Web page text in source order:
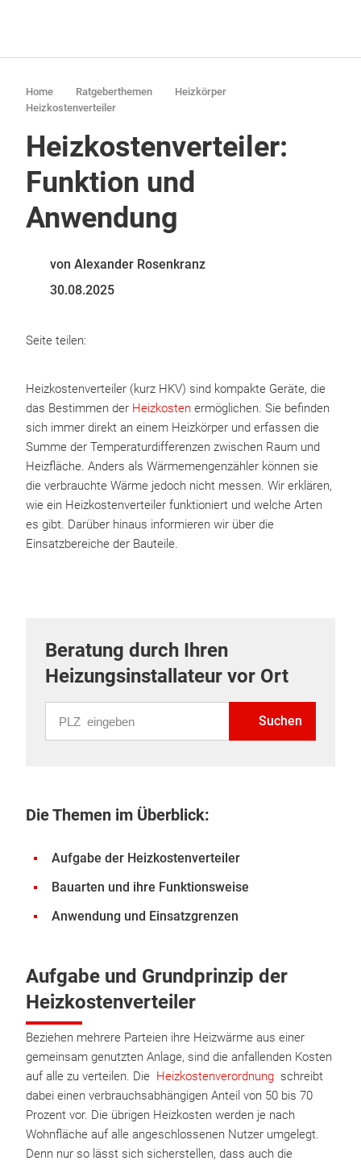
Home Ratgeberthemen
Heizkörper
Heizkostenverteiler
Heizkostenverteiler:
Funktion und
Anwendung
von Alexander Rosenkranz
30.08.2025
Seite teilen:
Heizkostenverteiler (kurz HKV) sind kompakte Geräte, die
das Bestimmen der Heizkosten ermöglichen. Sie befinden
sich immer direkt an einem Heizkörper und erfassen die
Summe der Temperaturdifferenzen zwischen Raum und
Heizfläche. Anders als Wärmemengenzähler können sie
die verbrauchte Wärme jedoch nicht messen. Wir erklären,
wie ein Heizkostenverteiler funktioniert und welche Arten
es gibt. Darüber hinaus informieren wir über die
Einsatzbereiche der Bauteile.
Beratung durch Ihren
Heizungsinstallateur vor Ort
Suchen
Die Themen im Überblick:
Aufgabe der Heizkostenverteiler
Bauarten und ihre Funktionsweise
Anwendung und Einsatzgrenzen
Aufgabe und Grundprinzip der
Heizkostenverteiler
Beziehen mehrere Parteien ihre Heizwärme aus einer
gemeinsam genutzten Anlage, sind die anfallenden Kosten
auf alle zu verteilen. Die Heizkostenverordnung schreibt
dabei einen verbrauchsabhängigen Anteil von 50 bis 70
Prozent vor. Die übrigen Heizkosten werden je nach
Wohnfläche auf alle angeschlossenen Nutzer umgelegt.
Denn nur so lässt sich sicherstellen, dass auch die